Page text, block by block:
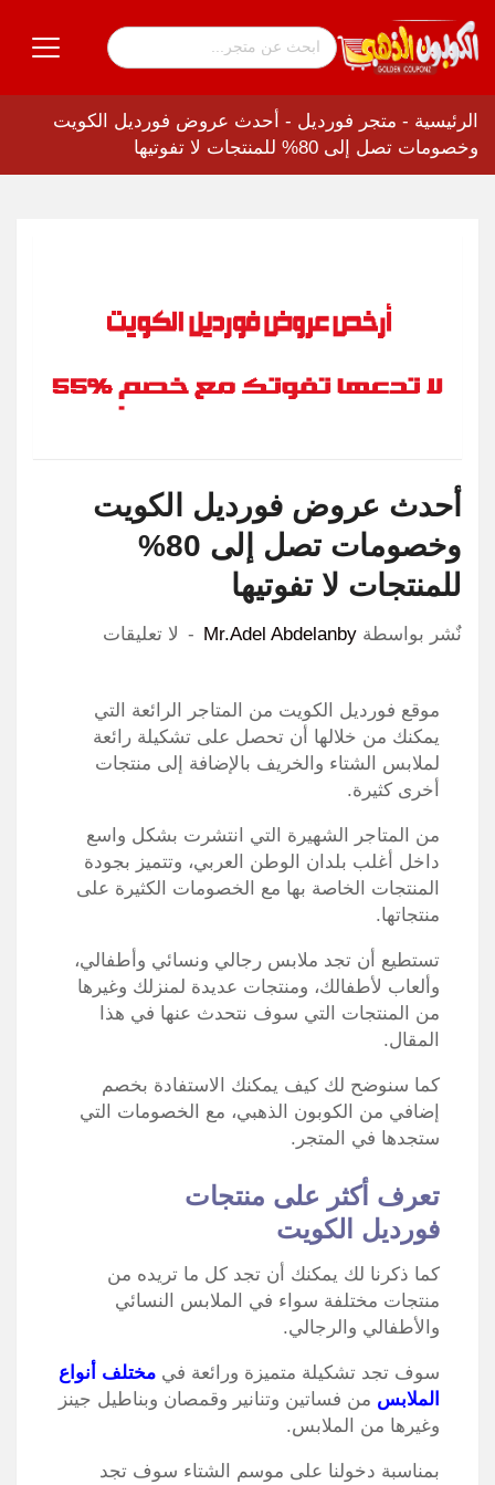
الرئيسية - متجر فورديل - أحدث عروض فورديل الكويت
وخصومات تصل إلى 80% للمنتجات لا تفوتيها
أحدث عروض فورديل الكويت
وخصومات تصل إلى 80%
للمنتجات لا تفوتيها
نٌشر بواسطة Mr.Adel Abdelanby لا تعليقات
موقع فورديل الكويت من المتاجر الرائعة التي
يمكنك من خلالها أن تحصل على تشكيلة رائعة
لملابس الشتاء والخريف بالإضافة إلى منتجات
أخرى كثيرة.
من المتاجر الشهيرة التي انتشرت بشكل واسع
داخل أغلب بلدان الوطن العربي، وتتميز بجودة
المنتجات الخاصة بها مع الخصومات الكثيرة على
منتجاتها.
تستطيع أن تجد ملابس رجالي ونسائي وأطفالي،
وألعاب لأطفالك، ومنتجات عديدة لمنزلك وغيرها
من المنتجات التي سوف نتحدث عنها في هذا
المقال.
كما سنوضح لك كيف يمكنك الاستفادة بخصم
إضافي من الكوبون الذهبي، مع الخصومات التي
ستجدها في المتجر.
تعرف أكثر على منتجات
فورديل الكويت
كما ذكرنا لك يمكنك أن تجد كل ما تريده من
منتجات مختلفة سواء في الملابس النسائي
والأطفالي والرجالي.
سوف تجد تشكيلة متميزة ورائعة في مختلف أنواع
الملابس من فساتين وتنانير وقمصان وبناطيل جينز
وغيرها من الملابس.
بمناسبة دخولنا على موسم الشتاء سوف تجد